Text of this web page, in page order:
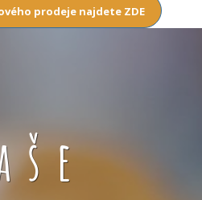
prodeje najdete ZDE